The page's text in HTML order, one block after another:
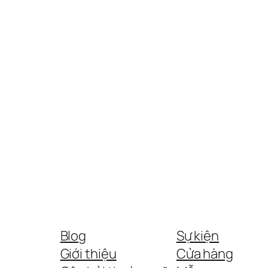
Blog
Giới thiệu
Sự kiện
Cửa hàng